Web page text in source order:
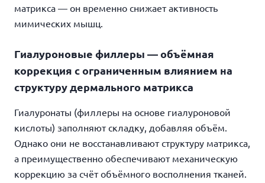
матрикса — он временно снижает активность
мимических мышц.
Гиалуроновые филлеры — объёмная
коррекция с ограниченным влиянием на
структуру дермального матрикса
Гиалуронаты (филлеры на основе гиалуроновой
кислоты) заполняют складку, добавляя объём.
Однако они не восстанавливают структуру матрикса,
а преимущественно обеспечивают механическую
коррекцию за счёт объёмного восполнения тканей.